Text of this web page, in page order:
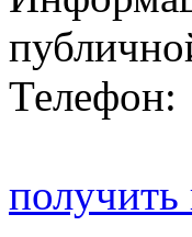
Телефон:
получить